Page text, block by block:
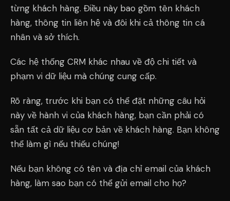
từng khách hàng. Điều này bao gồm tên khách
hàng, thông tin liên hệ và đôi khi cả thông tin cá
nhân và sở thích.
Các hệ thống CRM khác nhau về độ chi tiết và
phạm vi dữ liệu mà chúng cung cấp.
Rõ ràng, trước khi bạn có thể đặt những câu hỏi
này về hành vi của khách hàng, bạn cần phải có
sẵn tất cả dữ liệu cơ bản về khách hàng. Bạn không
thể làm gì nếu thiếu chúng!
Nếu bạn không có tên và địa chỉ email của khách
hàng, làm sao bạn có thể gửi email cho họ?